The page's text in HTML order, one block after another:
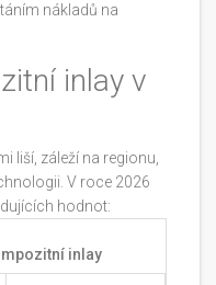
nákladů na
inlay v
liší, záleží na regionu,
V roce 2026
hodnot:
inlay